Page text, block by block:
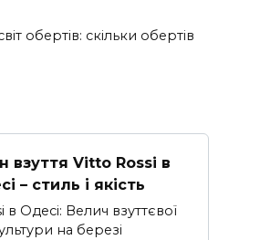
обертів: скільки обертів
взуття Vitto Rossi в
– стиль і якість
в Одесі: Велич взуттєвої
на березі